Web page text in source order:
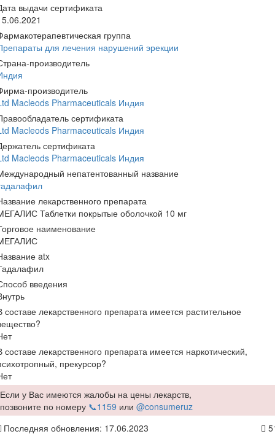
выдачи сертификата
группа
для лечения нарушений эрекции
производитель
производитель
Macleods Pharmaceuticals Индия
сертификата
Macleods Pharmaceuticals Индия
сертификата
Macleods Pharmaceuticals Индия
непатентованный название
лекарственного препарата
Таблетки покрытые оболочкой 10 мг
наименование
atx
введения
составе лекарственного препарата имеется растительное
составе лекарственного препарата имеется наркотический,
прекурсор?
Если у Вас имеются жалобы на цены лекарств,
позвоните по номеру 📞1159 или @consumeruz
Последняя обновления: 17.06.2023